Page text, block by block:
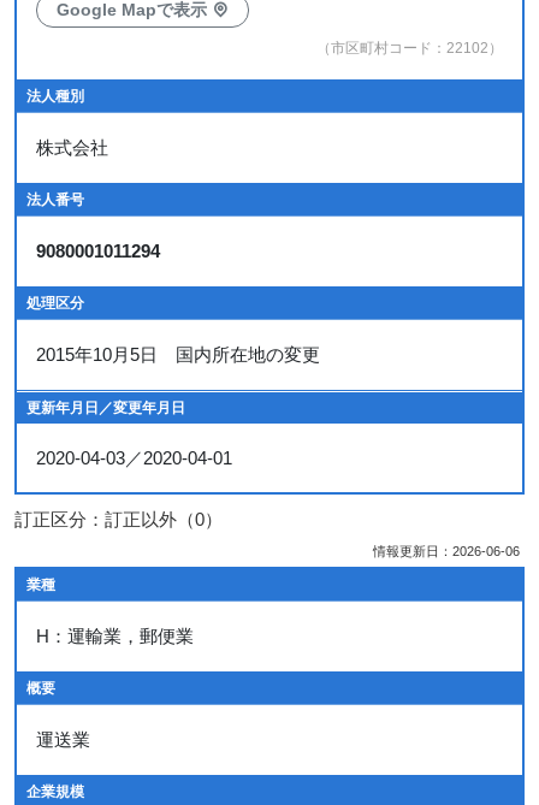
Google Mapで表示
（市区町村コード：22102）
法人種別
株式会社
法人番号
9080001011294
処理区分
2015年10月5日 国内所在地の変更
更新年月日／変更年月日
2020-04-03／2020-04-01
訂正区分：訂正以外（0）
情報更新日：2026-06-06
業種
H：運輸業，郵便業
概要
運送業
企業規模